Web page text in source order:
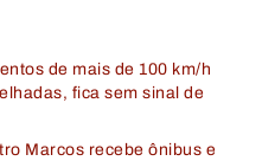
de mais de 100 km/h
fica sem sinal de
Marcos recebe ônibus e